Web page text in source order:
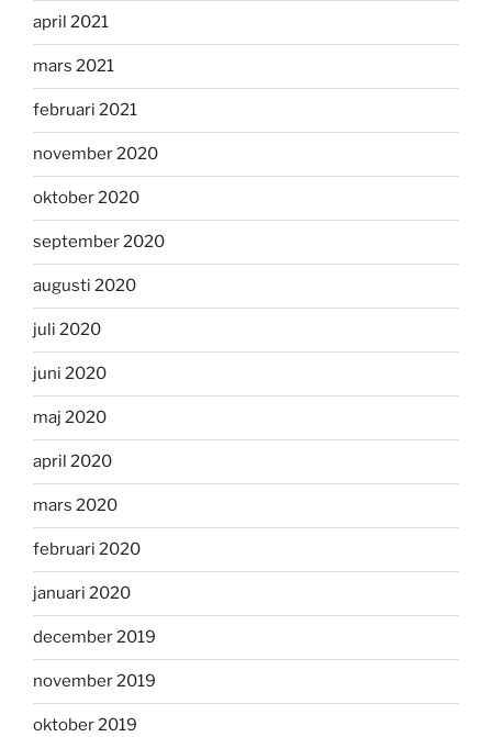
april 2021
mars 2021
februari 2021
november 2020
oktober 2020
september 2020
augusti 2020
juli 2020
juni 2020
maj 2020
april 2020
mars 2020
februari 2020
januari 2020
december 2019
november 2019
oktober 2019